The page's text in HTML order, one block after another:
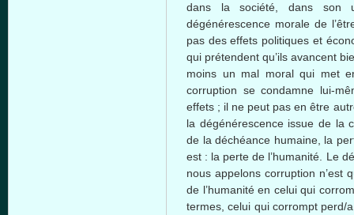
dans lasociété dansson
dégénérescence morale de
pas deseffets politiques et
qui prétendent qu’ils avancent
moins un mal moral qui met
corruption secondamne lui-
effets ; il ne peut pas enêtre
la dégénérescenceissue de la
de la déchéance humaine, la
est : la perte de l’humanité . Le
nous appelons corruption n’est
de l’humanitéen celuiqui
termes ,celui qui corrompt perd/